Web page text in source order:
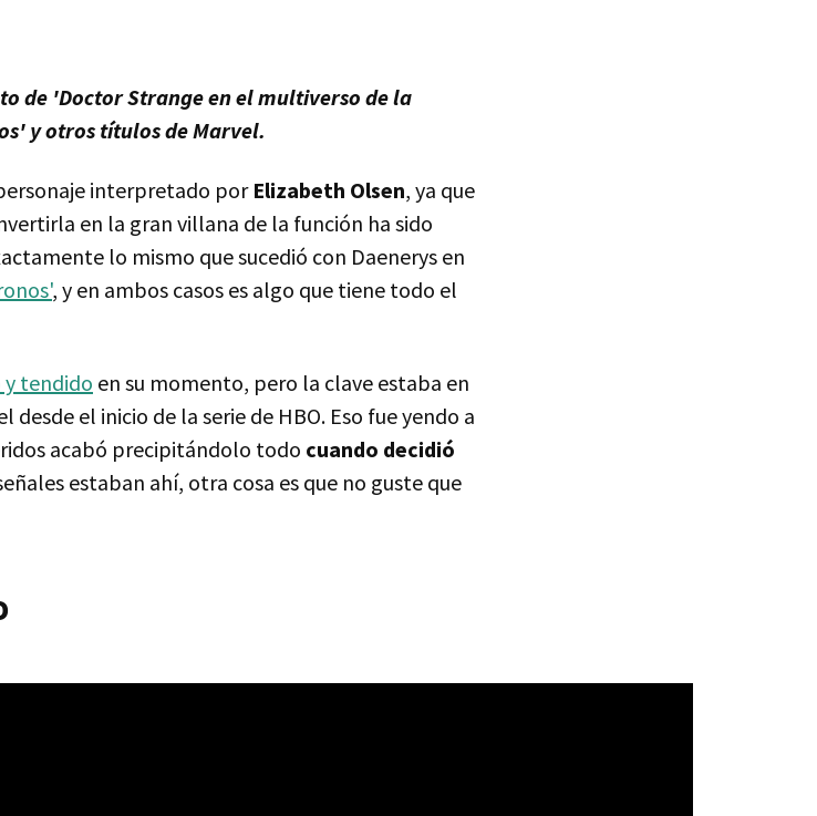
de 'Doctor Strange en el multiverso de la
y otros títulos de Marvel.
interpretado porElizabeth Olsen, ya que
en la gran villana de la función ha sido
lo mismo que sucedió con Daenerys en
, y en ambos casos es algo que tiene todo el
tendido en su momento, pero la clave estaba en
el inicio de la serie de HBO. Eso fue yendo a
acabó precipitándolo todo cuando decidió
estaban ahí, otra cosa es que no guste que